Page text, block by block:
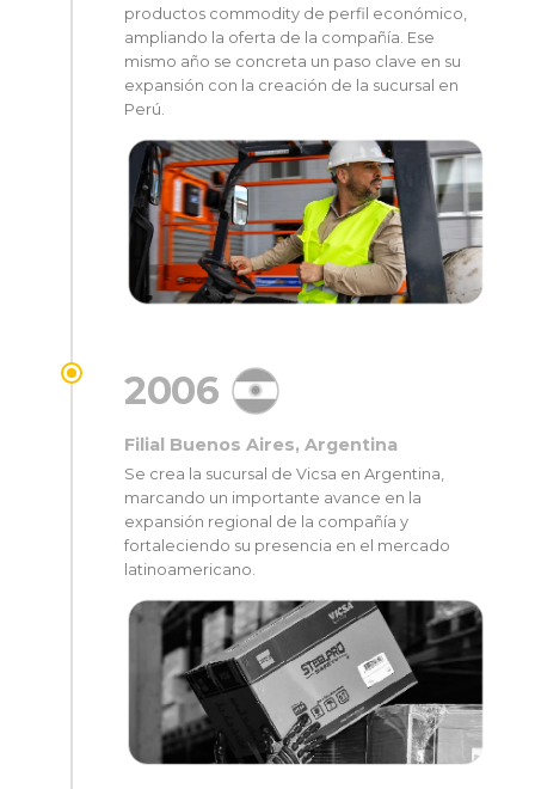
productos commodity de perfil económico,
ampliando la oferta de la compañía. Ese
mismo año se concreta un paso clave en su
expansión con la creación de la sucursal en
Perú.
2006
Filial Buenos Aires, Argentina
Se crea la sucursal de Vicsa en Argentina,
marcando un importante avance en la
expansión regional de la compañía y
fortaleciendo su presencia en el mercado
latinoamericano.